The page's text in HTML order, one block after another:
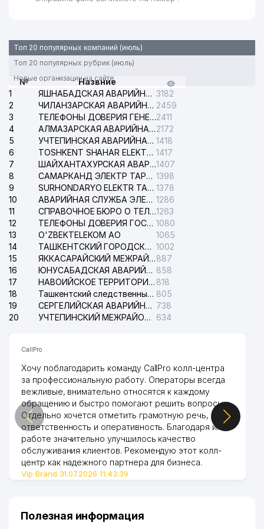
Топ 20 популярных компаний (июль)
Топ 20 популярных рубрик (июль)
Новые организации на сайте
№
Назвние
1
ЯШНАБАДСКАЯ АВАРИЙНАЯ СЛУЖБА ЭЛЕКТРОСЕТИ 3182
2
ЧИЛАНЗАРСКАЯ АВАРИЙНАЯ СЛУЖБА ЭЛЕКТРОСЕТИ 2459
3
ТЕЛЕФОНЫ ДОВЕРИЯ ГЕНЕРАЛЬНОЙ ПРОКУРАТУРЫ РЕСПУБЛИКИ УЗБЕКИСТАН2411
4
АЛМАЗАРСКАЯ АВАРИЙНАЯ СЛУЖБА ЭЛЕКТРОСЕТИ2172
5
УЧТЕПИНСКАЯ АВАРИЙНАЯ СЛУЖБА ЭЛЕКТРОСЕТИ 1418
6
TOSHKENT SHAHAR ELEKTR TARMOQLARI KORXONASI АО 1417
7
ШАЙХАНТАХУРСКАЯ АВАРИЙНАЯ СЛУЖБА ЭЛЕКТРОСЕТИ1407
8
САМАРКАНД ЭЛЕКТР ТАРМОКЛАРИ АО 1398
9
SURHONDARYO ELEKTR TARMOKLARI АО 1378
10
АВАРИЙНАЯ СЛУЖБА ЭЛЕКТРОСЕТИ ТАШКЕНТСКОГО РАЙОНА 1286
11
СПРАВОЧНОЕ БЮРО О ТЕЛЕФОНАХ ОРГАНИЗАЦИЙ г. ТАШКЕНТА1263
12
ТЕЛЕФОНЫ ДОВЕРИЯ ГОСУДАРСТВЕННОГО ЦЕНТРА ТЕСТИРОВАНИЯ 1080
13
O'ZBEKTELEKOM АО
1065
14
ТАШКЕНТСКИЙ ГОРОДСКОЙ СУД ПО ГРАЖДАНСКИМ ДЕЛАМ 1002
15
ЯККАСАРАЙСКИЙ МЕЖРАЙОННЫЙ СУД ПО ГРАЖДАНСКИМ ДЕЛАМ887
16
ЮНУСАБАДСКАЯ АВАРИЙНАЯ СЛУЖБА ЭЛЕКТРОСЕТИ 858
17
НАВОИЙСКОЕ ТЕРРИТОРИАЛЬНОЕ ПРЕДПРИЯТИЕ ЭЛЕКТРОСЕТИ АО 818
18
Ташкентский следственный изолятор 805
19
СЕРГЕЛИЙСКАЯ АВАРИЙНАЯ СЛУЖБА ЭЛЕКТРОСЕТИ 738
20
УЧТЕПИНСКИЙ МЕЖРАЙОННЫЙ СУД ПО ГРАЖДАНСКИМ ДЕЛАМ 634
CallPro
Хочу поблагодарить команду CallPro колл-центра
за профессиональную работу. Операторы всегда
вежливые, внимательно относятся к каждому
обращению и быстро помогают решить вопросы.
Отдельно хочется отметить грамотную речь,
ответственность и оперативность. Благодаря их
работе значительно улучшилось качество
обслуживания клиентов. Рекомендую этот колл-
центр как надежного партнера для бизнеса.
Vip Brand 31.07.2026 11:43:39
Полезная информация